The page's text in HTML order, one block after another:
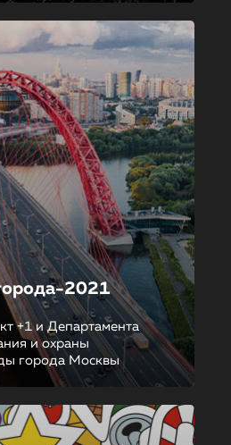
2021
+1 и Департамента
и охраны
города Москвы